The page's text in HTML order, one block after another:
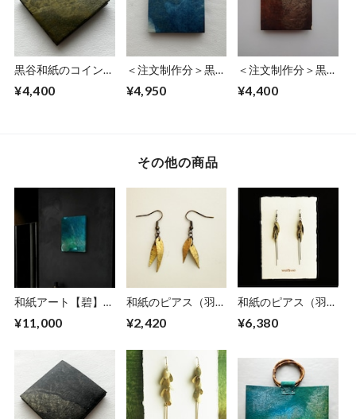
黒谷和紙のコインケ
¥4,400
＜注文制作分＞黒谷
【竜彩雲】
¥4,950
＜注文制作分＞黒谷
【豊穣】
¥4,400
その他の商品
和紙アート【碧】
¥11,000
和紙のピアス（羽）
¥2,420
和紙のピアス（羽）
¥6,380